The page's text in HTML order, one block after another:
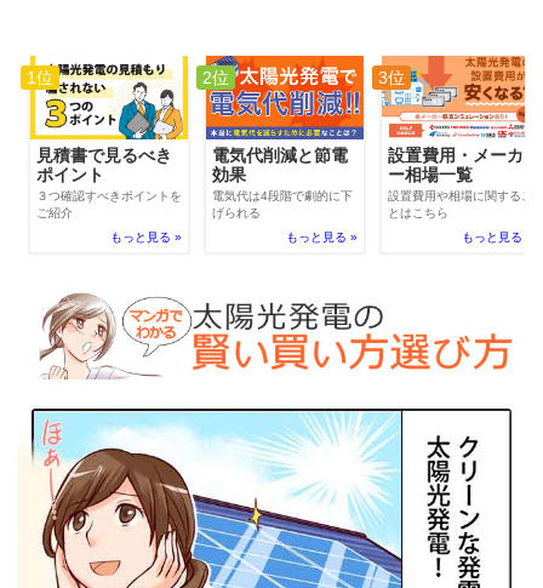
1位
見積書で見るべき
ポイント
３つ確認すべきポイントを
ご紹介
もっと見る »
2位
電気代削減と節電
効果
電気代は4段階で劇的に下
げられる
もっと見る »
3位
設置費用・メーカ
ー相場一覧
設置費用や相場に関するこ
とはこちら
もっと見る »